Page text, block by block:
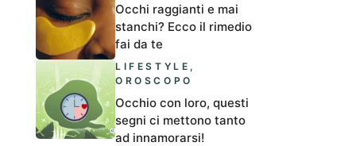
Occhi raggianti e mai
stanchi? Ecco il rimedio
fai da te
LIFESTYLE ,
OROSCOPO
Occhio con loro, questi
segni ci mettono tanto
ad innamorarsi!